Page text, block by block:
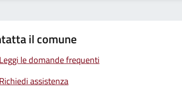
il comune
Leggi le domande frequenti
Richiedi assistenza